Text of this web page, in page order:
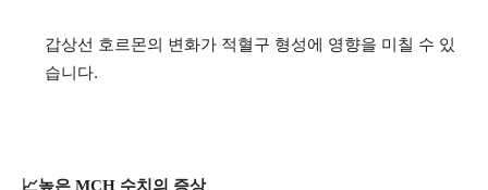
갑상선 호르몬의 변화가 적혈구 형성에 영향을 미칠 수 있
습니다.
📈높은 MCH 수치의 증상